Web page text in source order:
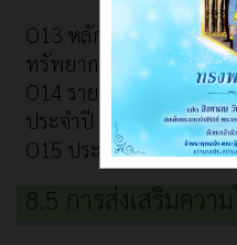
O13 หลักเกณฑ์และแผน
ทรัพยากรบุคคล ประจำ
O14 รายงานผลการบริ
ประจำปี 2568
O15 ประมวลจริยธรรมแ
8.5 การส่งเสริมความ